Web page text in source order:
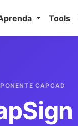
Tools
CAPCAD